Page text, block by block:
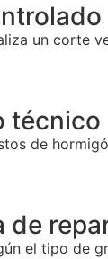
un corte
técnico
de
de
el tipo de